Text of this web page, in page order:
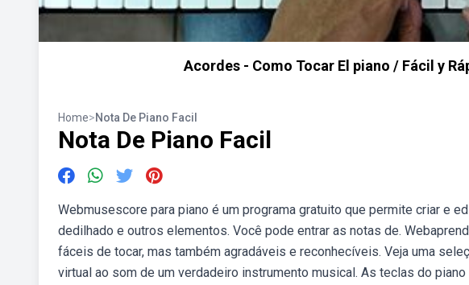
Acordes - Como Tocar El piano / Fácil y
Home>Nota De Piano Facil
Nota De Piano Facil
Webmusescore para piano é um programa gratuito que permite criar e
dedilhado e outros elementos. Você pode entrar as notas de.
fáceis de tocar, mas também agradáveis e reconhecíveis. Veja uma
virtual ao som de um verdadeiro instrumento musical. As teclas do